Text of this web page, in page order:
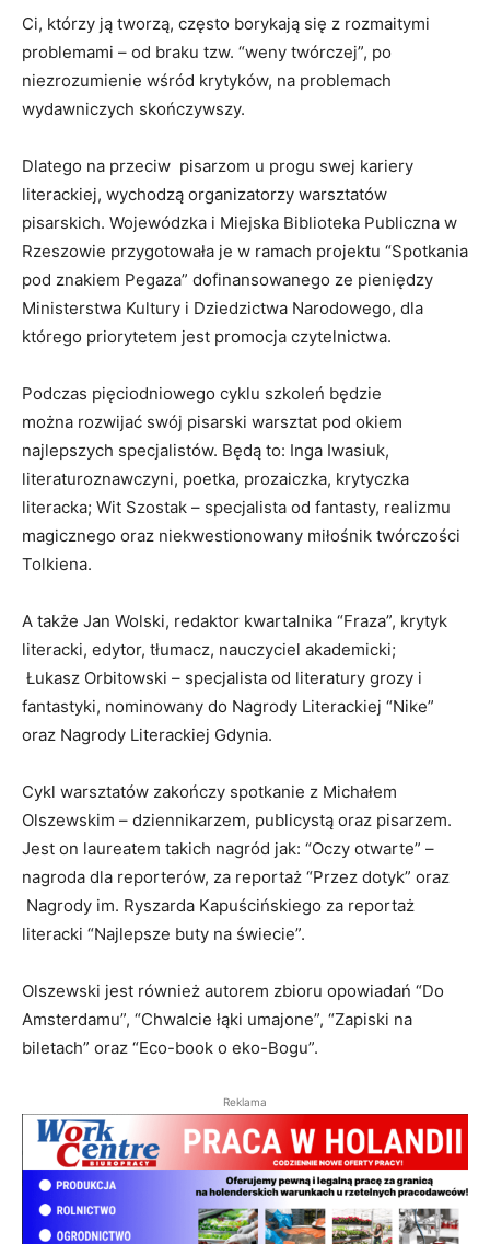
Ci, którzy ją tworzą, często borykają się z rozmaitymi
problemami – od braku tzw. “weny twórczej”, po
niezrozumienie wśród krytyków, na problemach
wydawniczych skończywszy.
Dlatego na przeciw pisarzom u progu swej kariery
literackiej, wychodzą organizatorzy warsztatów
pisarskich. Wojewódzka i Miejska Biblioteka Publiczna w
Rzeszowie przygotowała je w ramach projektu “Spotkania
pod znakiem Pegaza” dofinansowanego ze pieniędzy
Ministerstwa Kultury i Dziedzictwa Narodowego, dla
którego priorytetem jest promocja czytelnictwa.
Podczas pięciodniowego cyklu szkoleń będzie
można rozwijać swój pisarski warsztat pod okiem
najlepszych specjalistów. Będą to: Inga Iwasiuk,
literaturoznawczyni, poetka, prozaiczka, krytyczka
literacka; Wit Szostak – specjalista od fantasty, realizmu
magicznego oraz niekwestionowany miłośnik twórczości
Tolkiena.
A także Jan Wolski, redaktor kwartalnika “Fraza”, krytyk
literacki, edytor, tłumacz, nauczyciel akademicki;
Łukasz Orbitowski – specjalista od literatury grozy i
fantastyki, nominowany do Nagrody Literackiej “Nike”
oraz Nagrody Literackiej Gdynia.
Cykl warsztatów zakończy spotkanie z Michałem
Olszewskim – dziennikarzem, publicystą oraz pisarzem.
Jest on laureatem takich nagród jak: “Oczy otwarte” –
nagroda dla reporterów, za reportaż “Przez dotyk” oraz
Nagrody im. Ryszarda Kapuścińskiego za reportaż
literacki “Najlepsze buty na świecie”.
Olszewski jest również autorem zbioru opowiadań “Do
Amsterdamu”, “Chwalcie łąki umajone”, “Zapiski na
biletach” oraz “Eco-book o eko-Bogu”.
Reklama